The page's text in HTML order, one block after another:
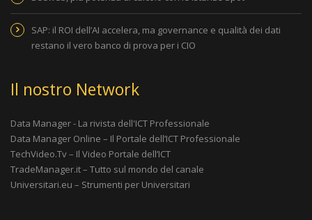
SAP: il ROI dell’AI accelera, ma governance e qualità dei dati
restano il vero banco di prova per i CIO
Il nostro Network
Data Manager - La rivista dell'ICT Professionale
Data Manager Online – Il Portale dell’ICT Professionale
TechVideo.Tv – Il Video Portale dell’ICT
TradeManager.it – Tutto sul mondo del canale
Universitari.eu – Strumenti per Universitari